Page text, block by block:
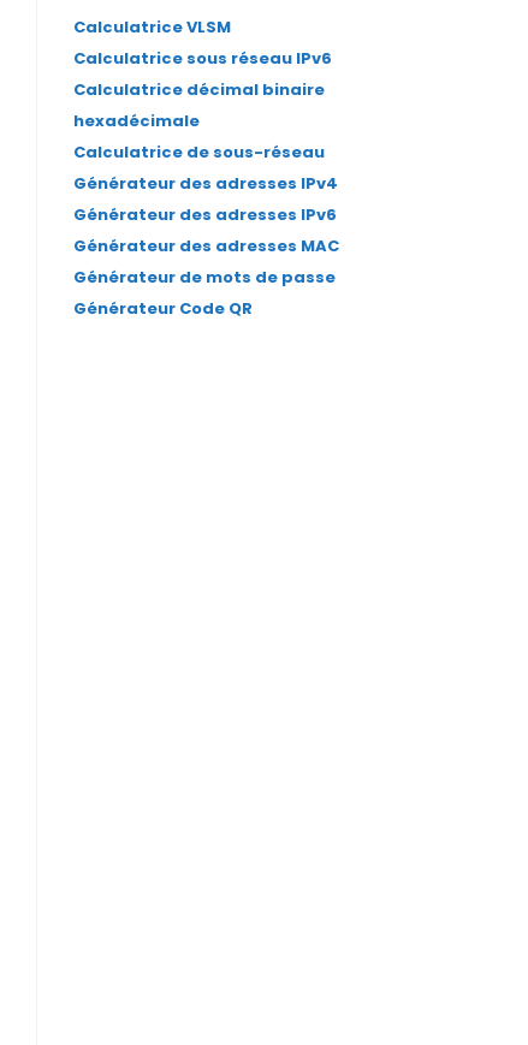
nouvel
onglet
nouvel
onglet
nouvel
onglet onglet
Calculatrice VLSM
Calculatrice sous réseau IPv6
Calculatrice décimal binaire
hexadécimale
Calculatrice de sous-réseau
Générateur des adresses IPv4
Générateur des adresses IPv6
Générateur des adresses MAC
Générateur de mots de passe
Générateur Code QR